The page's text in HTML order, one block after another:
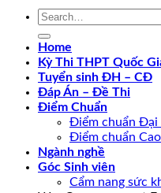
Home
Kỳ Thi THPT Quốc
Tuyển sinh ĐH – CĐ
Đáp Án – Đề Thi
Điểm Chuẩn
Điểm chuẩn Đại
Điểm chuẩn
Ngành nghề
Góc Sinh viên
Cẩm nang sức